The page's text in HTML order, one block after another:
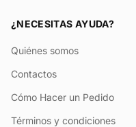
¿NECESITAS AYUDA?
Quiénes somos
Contactos
Cómo Hacer un Pedido
Términos y condiciones